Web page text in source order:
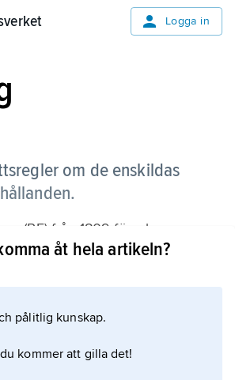
Logga in
om de enskildas
(RF) från 1809 föreskrev
kriminallag” som kärnan i
ställning samt om
meddelas genom lag”,
åt hela artikeln?
pålitlig kunskap.
kommer att gilla det!